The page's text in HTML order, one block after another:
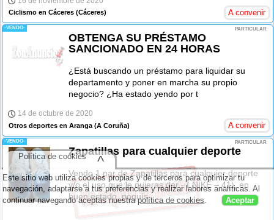
Ciclismo en Cáceres (Cáceres) A convenir
-VENDO- PARTICULAR
OBTENGA SU PRÉSTAMO
SANCIONADO EN 24 HORAS
¿Está buscando un préstamo para liquidar su
departamento y poner en marcha su propio
negocio? ¿Ha estado yendo por t
14 de octubre de 2020
Otros deportes en Aranga (A Coruña) A convenir
-VENDO- PARTICULAR
Zapatillas para cualquier deporte
Vendo 1 par de Zapatillas para cualquier deporte
y/o el uso que le quieras dar - ( NIKE – 41), en
buen estado, poquís
Este sitio web utiliza cookies propias y de terceros para optimizar tu
navegación, adaptarse a tus preferencias y realizar labores analíticas. Al
continuar navegando aceptas nuestrapolítica de cookies. Aceptar
Política de cookies ^